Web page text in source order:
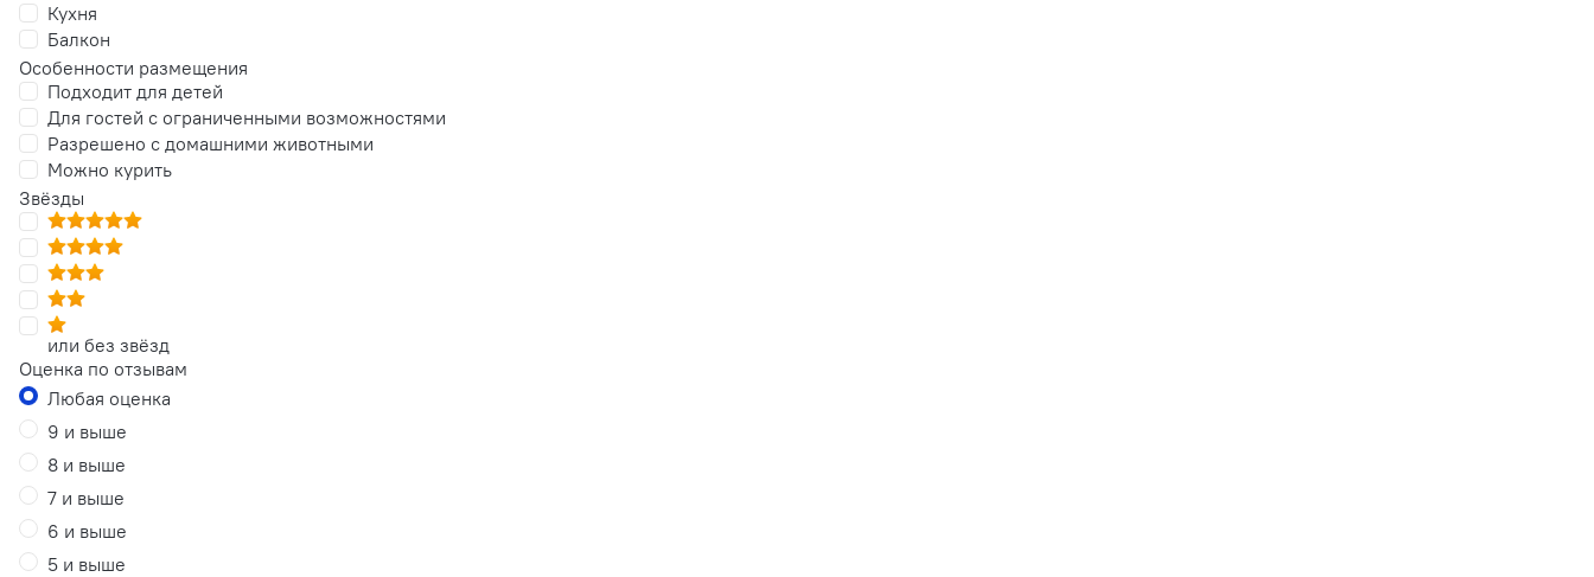
Кухня
Балкон
Особенности размещения
Подходит для детей
Для гостей с ограниченными возможностями
Разрешено с домашними животными
Можно курить
Звёзды
или без звёзд
Оценка по отзывам
Любая оценка
9 и выше
8 и выше
7 и выше
6 и выше
5 и выше